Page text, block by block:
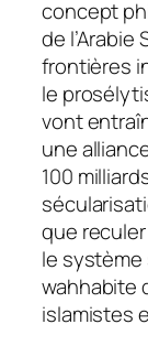
concept
de
frontières
le
vont
une
100
que
le
wahhabite
islamistes